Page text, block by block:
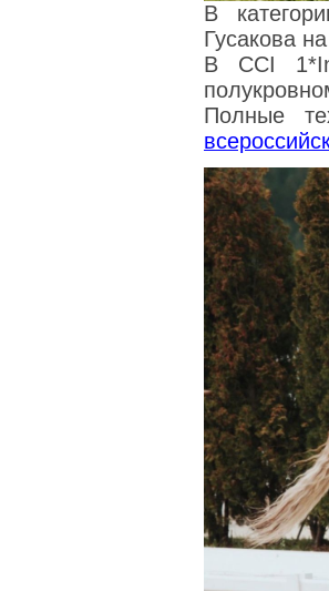
В
Гусакова
В CCI
Полные